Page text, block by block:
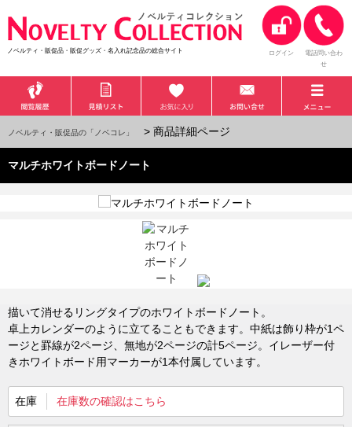
ノベルティ・販促品・販促グッズ・名入れ記念品の総合サイト ログイン
電話問い合わ
せ
ノベルティ・販促品の「ノベコレ」 > 商品詳細ページ
マルチホワイトボードノート
描いて消せるリングタイプのホワイトボードノート。
卓上カレンダーのように立てることもできます。中紙は飾り枠が1ペ
ージと罫線が2ページ、無地が2ページの計5ページ。イレーザー付
きホワイトボード用マーカーが1本付属しています。
在庫 在庫数の確認はこちら